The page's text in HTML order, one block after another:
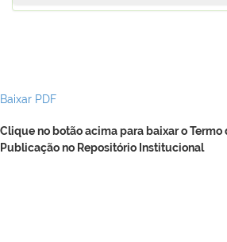
Baixar PDF
Clique no botão acima para baixar o Termo
Publicação no Repositório Institucional